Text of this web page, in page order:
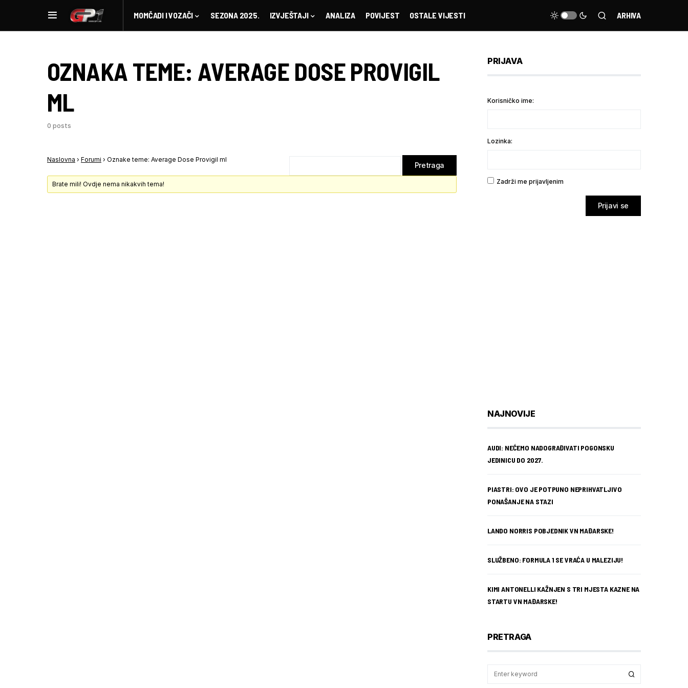
MOMČADI I VOZAČI SEZONA 2025. IZVJEŠTAJI ANALIZA POVIJEST OSTALE VIJESTI ARHIVA
OZNAKA TEME: AVERAGE DOSE PROVIGIL
ML
0 posts
Naslovna › Forumi › Oznake teme: Average Dose Provigil ml
Brate mili! Ovdje nema nikakvih tema!
PRIJAVA
Korisničko ime:
Lozinka:
Zadrži me prijavljenim
Prijavi se
NAJNOVIJE
AUDI: NEĆEMO NADOGRAĐIVATI POGONSKU
JEDINICU DO 2027.
PIASTRI: OVO JE POTPUNO NEPRIHVATLJIVO
PONAŠANJE NA STAZI
LANDO NORRIS POBJEDNIK VN MAĐARSKE!
SLUŽBENO: FORMULA 1 SE VRAĆA U MALEZIJU!
KIMI ANTONELLI KAŽNJEN S TRI MJESTA KAZNE NA
STARTU VN MAĐARSKE!
PRETRAGA